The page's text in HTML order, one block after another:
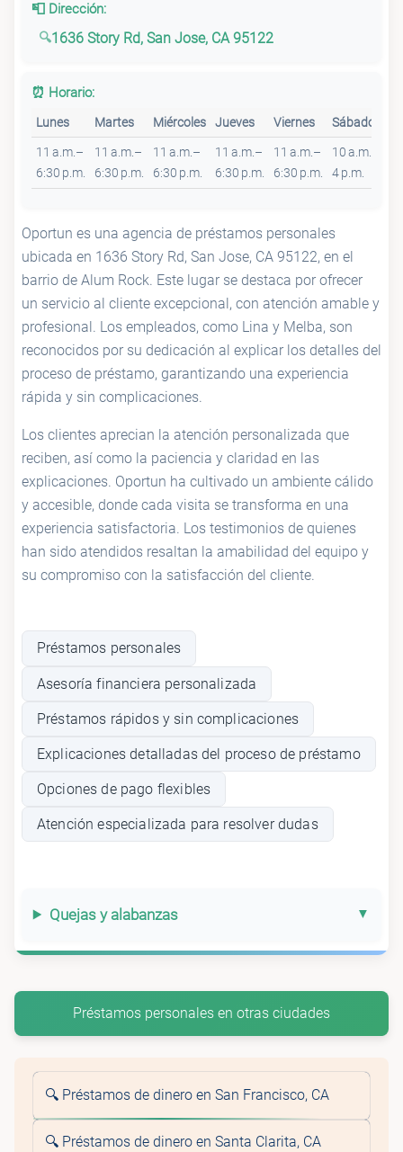
📮 Dirección:
1636 Story Rd, San Jose, CA 95122
⏰ Horario:
Lunes Martes Miércoles Jueves Viernes Sábado
11 a.m.–
6:30 p.m.
11 a.m.–
6:30 p.m.
11 a.m.–
6:30 p.m.
11 a.m.–
6:30 p.m.
11 a.m.–
6:30 p.m.
10 a.m.–
4 p.m.
Oportun es una agencia de préstamos personales
ubicada en 1636 Story Rd, San Jose, CA 95122, en el
barrio de Alum Rock. Este lugar se destaca por ofrecer
un servicio al cliente excepcional, con atención amable y
profesional. Los empleados, como Lina y Melba, son
reconocidos por su dedicación al explicar los detalles del
proceso de préstamo, garantizando una experiencia
rápida y sin complicaciones.
Los clientes aprecian la atención personalizada que
reciben, así como la paciencia y claridad en las
explicaciones. Oportun ha cultivado un ambiente cálido
y accesible, donde cada visita se transforma en una
experiencia satisfactoria. Los testimonios de quienes
han sido atendidos resaltan la amabilidad del equipo y
su compromiso con la satisfacción del cliente.
Préstamos personales
Asesoría financiera personalizada
Préstamos rápidos y sin complicaciones
Explicaciones detalladas del proceso de préstamo
Opciones de pago flexibles
Atención especializada para resolver dudas
Quejas y alabanzas
Préstamos personales en otras ciudades
🔍 Préstamos de dinero en San Francisco, CA
🔍 Préstamos de dinero en Santa Clarita, CA